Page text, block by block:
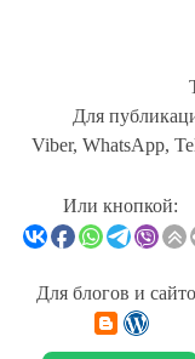
Для
Viber, WhatsApp,
Или кнопкой:
Для блогов и